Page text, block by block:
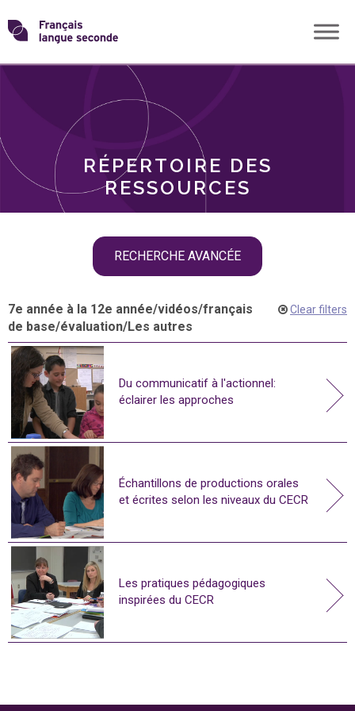
Skip
toTransformons
langue
RÉPERTOIRE DES
RESSOURCES
RECHERCHE AVANCÉE
THÈMES
7e année à la 12e année/vidéos/français
de base/évaluation/Les autres
Clear filters
Du communicatif à l'actionnel:
éclairer les approches
Échantillons de productions orales
et écrites selon les niveaux du CECR
Les pratiques pédagogiques
inspirées du CECR